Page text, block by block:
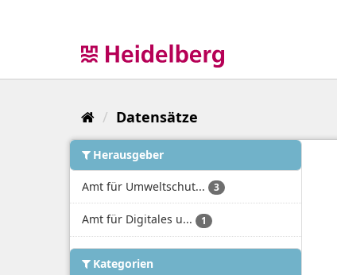
Datensätze
Herausgeber
Amt für Umweltschut... 3
Amt für Digitales u... 1
Kategorien